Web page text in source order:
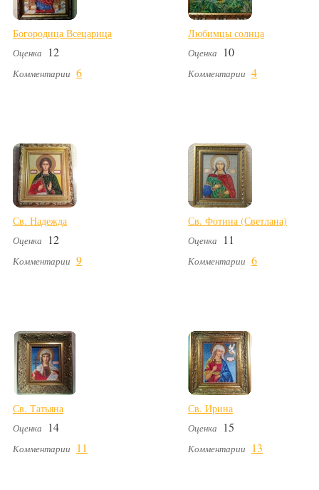
Богородица Всецарица
Оценка 12
Комментарии 6
Любимцы солнца
Оценка 10
Комментарии 4
Св. Надежда
Оценка 12
Комментарии 9
Св. Фотина (Светлана)
Оценка 11
Комментарии 6
Св. Татьяна
Оценка 14
Комментарии 11
Св. Ирина
Оценка 15
Комментарии 13